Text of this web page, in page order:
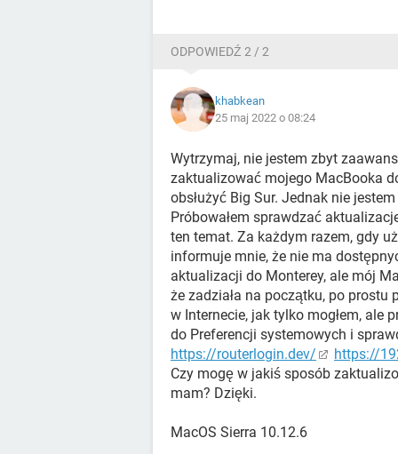
ODPOWIEDŹ 2 / 2
khabkean
25 maj 2022 o 08:24
Wytrzymaj, nie jestem zbyt
zaktualizować mojego MacBooka
obsłużyć Big Sur. Jednak nie
Próbowałem sprawdzać
ten temat. Za każdym razem, gdy
informuje mnie, że nie ma
aktualizacji do Monterey, ale mój
że zadziała na początku, po prostu
w Internecie, jak tylko mogłem, ale
do Preferencji systemowych i
https://routerlogin.dev/
https://
Czy mogę w jakiś sposób
mam? Dzięki.
MacOS Sierra 10.12.6